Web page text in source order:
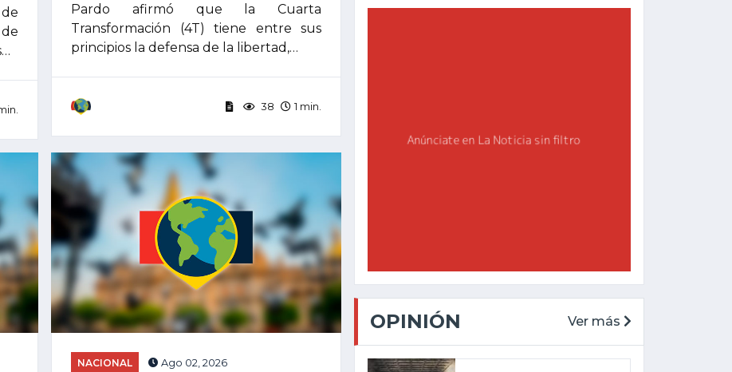
Pardo afirmó que la Cuarta
Transformación (4T) tiene entre sus
principios la defensa de la libertad,…
38 1 min.
NACIONAL Ago 02, 2026
OPINIÓN Ver más